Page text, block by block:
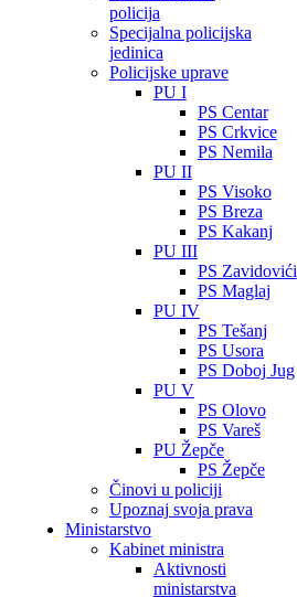
policija
Specijalna policijska
jedinica
Policijske uprave
PU I
PS Centar
PS Crkvice
PS Nemila
PU II
PS Visoko
PS Breza
PS Kakanj
PU III
PS Zavidovići
PS Maglaj
PU IV
PS Tešanj
PS Usora
PS Doboj Jug
PU V
PS Olovo
PS Vareš
PU Žepče
PS Žepče
Činovi u policiji
Upoznaj svoja prava
Ministarstvo
Kabinet ministra
Aktivnosti
ministarstva